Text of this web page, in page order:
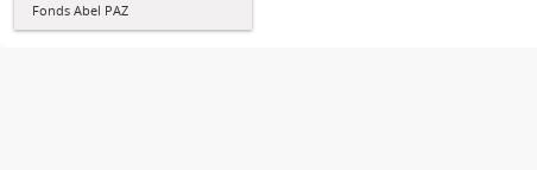
Fonds Abel PAZ